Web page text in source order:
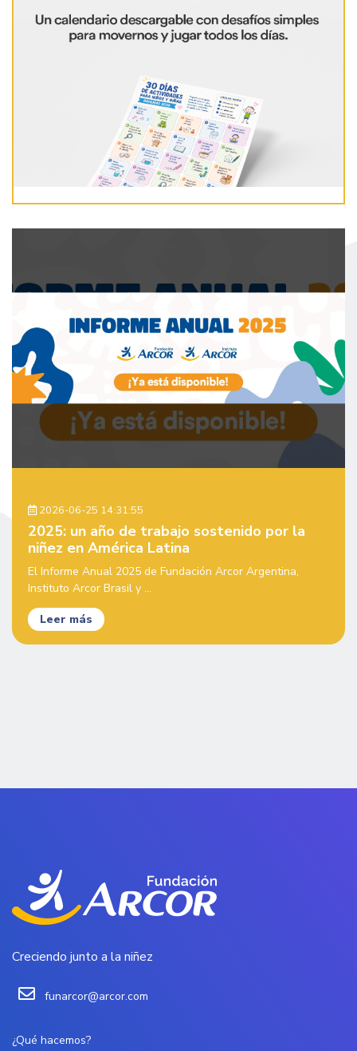
2026-06-25 14:31:55
2025: un año de trabajo sostenido por la
niñez en América Latina
El Informe Anual 2025 de Fundación Arcor Argentina,
Instituto Arcor Brasil y ...
Leer más
Creciendo junto a la niñez
funarcor@arcor.com
¿Qué hacemos?